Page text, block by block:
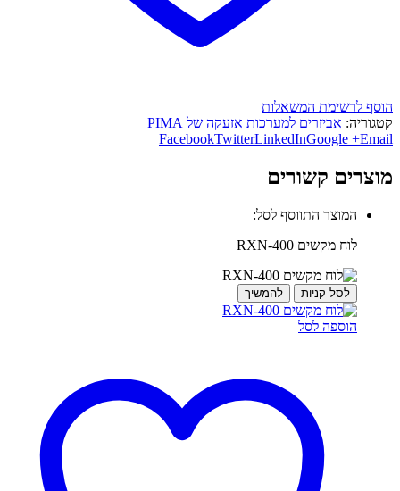
הוסף לרשימת המשאלות
קטגוריה: אביזרים למערכות אזעקה של PIMA
FacebookTwitterLinkedInGoogle +Email
מוצרים קשורים
המוצר התווסף לסל:
לוח מקשים RXN-400
לסל קניות להמשיך
הוספה לסל